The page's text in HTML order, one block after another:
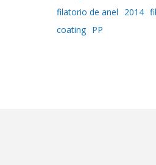
filatorio de anel
2014
coating PP